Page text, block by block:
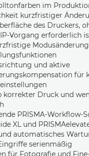
im
kurzfristiger
des Druckers,
Vorgang erforderlich
und aktive
für
korrekter Druck und
PRISMA-Workflow-
XL und
automatisches
serienmäßig
für Fotografie und